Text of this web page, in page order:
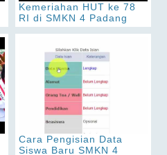
Kemeriahan HUT ke 78
RI di SMKN 4 Padang
Cara Pengisian Data
Siswa Baru SMKN 4